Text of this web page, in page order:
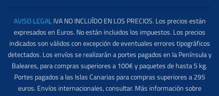
AVISO LEGALIVA NO INCLUÍDO EN LOS PRECIOS. Los precios están
expresados en Euros. No están incluidos los impuestos. Los precios
indicados son válidos con excepción de eventuales errores tipográficos
detectados. Los envíos se realizarán a portes pagados en la Península y
Baleares, para compras superiores a 100€ y paquetes de hasta 5 kg.
Portes pagados a las Islas Canarias para compras superiores a 295
euros. Envíos internacionales, consultar. Más información sobre